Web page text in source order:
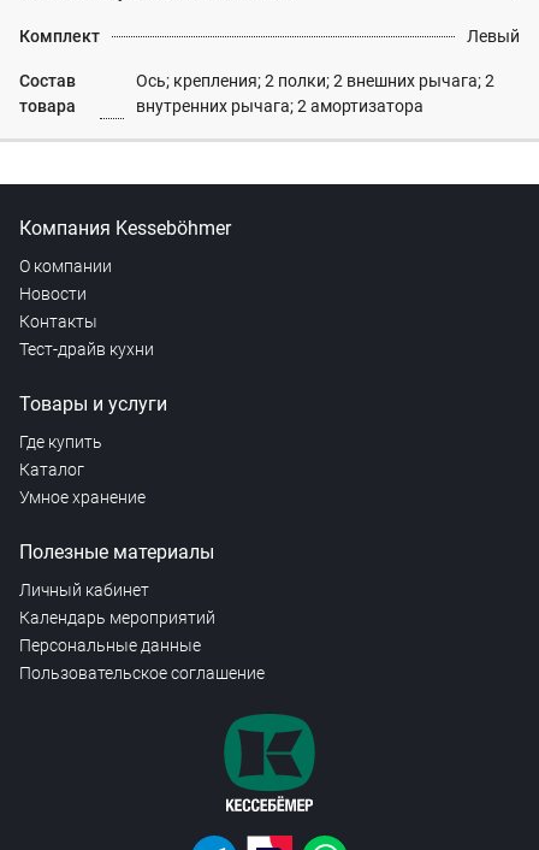
Комплект Левый
Состав
товара
Ось; крепления; 2 полки; 2 внешних рычага; 2
внутренних рычага; 2 амортизатора
Компания Kesseböhmer
О компании
Новости
Контакты
Тест-драйв кухни
Товары и услуги
Где купить
Каталог
Умное хранение
Полезные материалы
Личный кабинет
Календарь мероприятий
Персональные данные
Пользовательское соглашение